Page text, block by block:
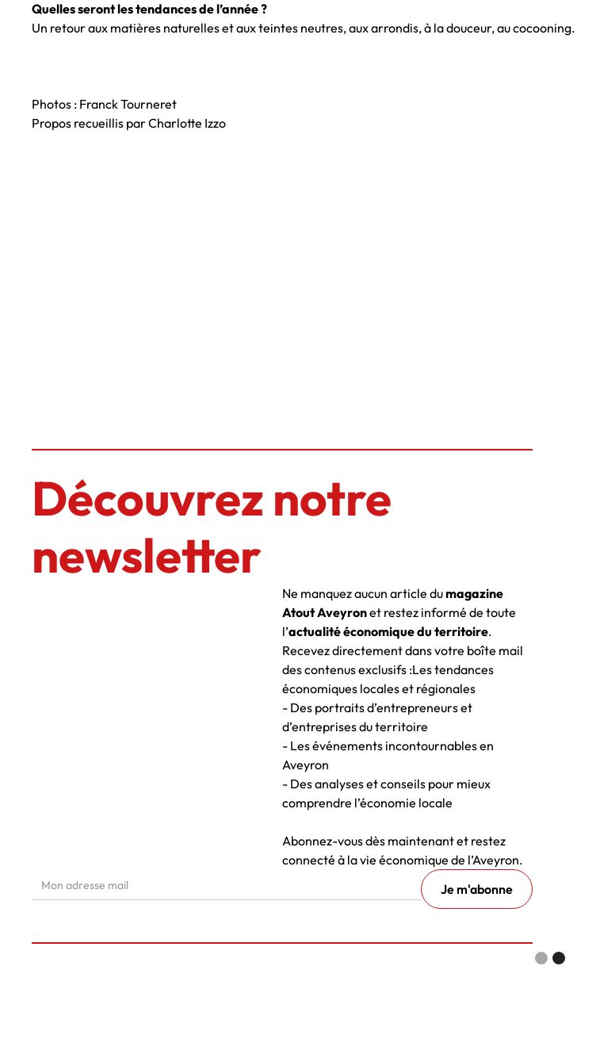
Quelles seront les tendances de l’année ?
Un retour aux matières naturelles et aux teintes neutres, aux arrondis, à la douceur, au cocooning.
Photos : Franck Tourneret
Propos recueillis par Charlotte Izzo
Découvrez notre
newsletter
Ne manquez aucun article dumagazine
Atout Aveyronet restez informé de toute
l’actualité économique du territoire.
Recevez directement dans votre boîte mail
des contenus exclusifs :Les tendances
économiques locales et régionales
- Des portraits d’entrepreneurs et
d’entreprises du territoire
- Les événements incontournables en
Aveyron
- Des analyses et conseils pour mieux
comprendre l’économie locale
Abonnez-vous dès maintenant et restez
connecté à la vie économique de l’Aveyron.
Slide 1 of 2.